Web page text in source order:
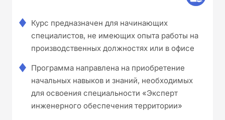
Курс предназначен для начинающих
специалистов, не имеющих опыта работы на
производственных должностях или в офисе
Программа направлена на приобретение
начальных навыков и знаний, необходимых
для освоения специальности «Эксперт
инженерного обеспечения территории»